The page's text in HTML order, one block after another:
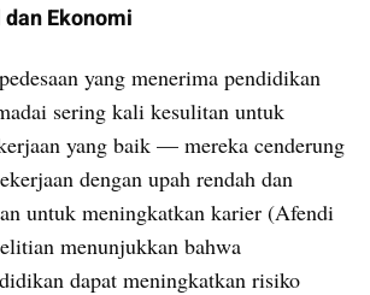
Ekonomi
yang menerima pendidikan
sering kali kesulitan untuk
yang baik — mereka cenderung
dengan upah rendah dan
untuk meningkatkan karier (Afendi
menunjukkan bahwa
dapat meningkatkan risiko